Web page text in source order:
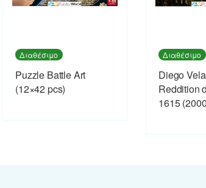
Διαθέσιμο
Puzzle Battle Art
(12×42 pcs)
Διαθέσιμο
Diego
Reddition
1615